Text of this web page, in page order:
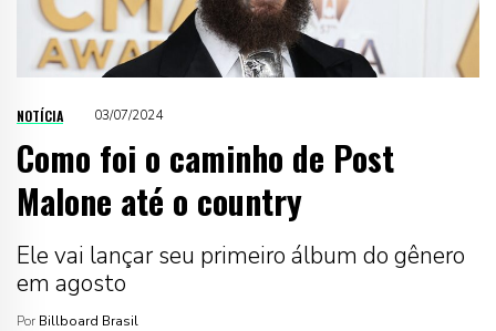
NOTÍCIA 03/07/2024
Como foi o caminho de Post
Malone até o country
Ele vai lançar seu primeiro álbum do gênero
em agosto
Por Billboard Brasil